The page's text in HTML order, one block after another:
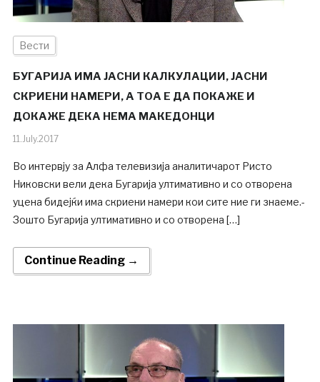
Вести
БУГАРИЈА ИМА ЈАСНИ КАЛКУЛАЦИИ, ЈАСНИ
СКРИЕНИ НАМЕРИ, А ТОА Е ДА ПОКАЖЕ И
ДОКАЖЕ ДЕКА НЕМА МАКЕДОНЦИ
11.July.2017
Во интервју за Алфа телевизија аналитичарот Ристо
Никовски вели дека Бугарија ултимативно и со отворена
уцена бидејќи има скриени намери кои сите ние ги знаеме.-
Зошто Бугарија ултимативно и со отворена […]
Continue Reading →